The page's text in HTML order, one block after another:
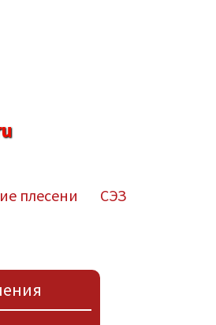
плесени
СЭЗ